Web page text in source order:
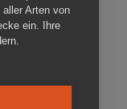
ist ein Ort
und
im Oktober
Arten von
ein. Ihre